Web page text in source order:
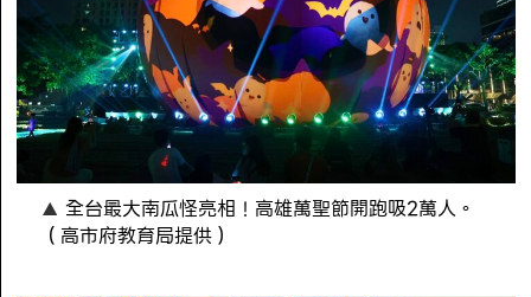
全台最大南瓜怪亮相！高雄萬聖節開跑吸2萬人。
（高市府教育局提供）